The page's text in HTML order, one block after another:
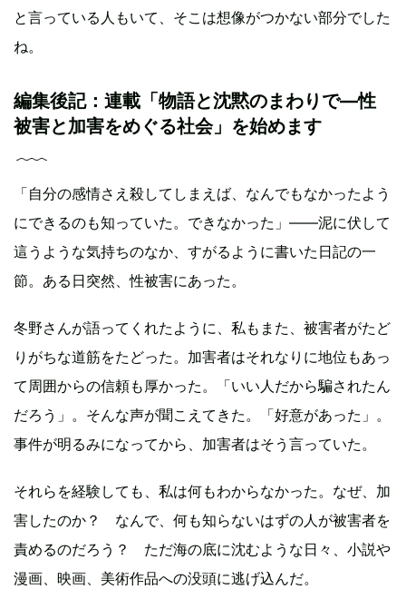
と言っている人もいて、そこは想像がつかない部分でした
ね。
編集後記：連載「物語と沈黙のまわりで—性
被害と加害をめぐる社会」を始めます
「自分の感情さえ殺してしまえば、なんでもなかったよう
にできるのも知っていた。できなかった」——泥に伏して
這うような気持ちのなか、すがるように書いた日記の一
節。ある日突然、性被害にあった。
冬野さんが語ってくれたように、私もまた、被害者がたど
りがちな道筋をたどった。加害者はそれなりに地位もあっ
て周囲からの信頼も厚かった。「いい人だから騙されたん
だろう」。そんな声が聞こえてきた。「好意があった」。
事件が明るみになってから、加害者はそう言っていた。
それらを経験しても、私は何もわからなかった。なぜ、加
害したのか？ なんで、何も知らないはずの人が被害者を
責めるのだろう？ ただ海の底に沈むような日々、小説や
漫画、映画、美術作品への没頭に逃げ込んだ。